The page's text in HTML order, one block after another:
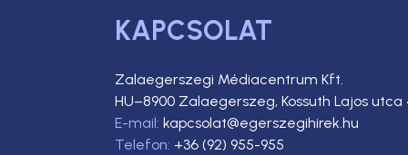
KAPCSOLAT
Zalaegerszegi Médiacentrum Kft.
HU–8900 Zalaegerszeg, Kossuth Lajos utca
E-mail: kapcsolat@egerszegihirek.hu
Telefon: +36 (92) 955-955